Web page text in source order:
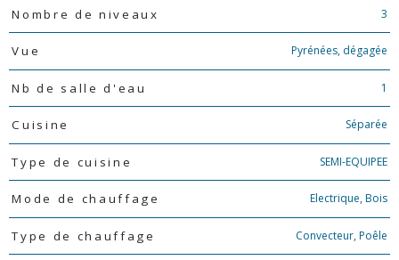
Nombre de niveaux 3
Vue Pyrénées, dégagée
Nb de salle d'eau 1
Cuisine Séparée
Type de cuisine SEMI-EQUIPEE
Mode de chauffage Electrique, Bois
Type de chauffage Convecteur, Poêle